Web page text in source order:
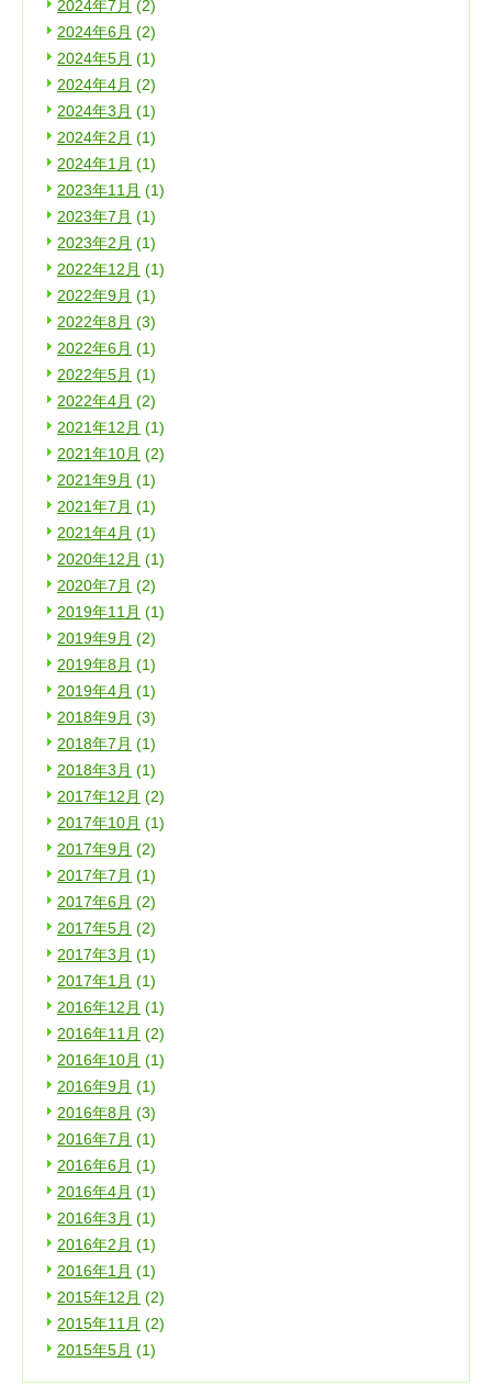
2024年7月 (2)
2024年6月 (2)
2024年5月 (1)
2024年4月 (2)
2024年3月 (1)
2024年2月 (1)
2024年1月 (1)
2023年11月 (1)
2023年7月 (1)
2023年2月 (1)
2022年12月 (1)
2022年9月 (1)
2022年8月 (3)
2022年6月 (1)
2022年5月 (1)
2022年4月 (2)
2021年12月 (1)
2021年10月 (2)
2021年9月 (1)
2021年7月 (1)
2021年4月 (1)
2020年12月 (1)
2020年7月 (2)
2019年11月 (1)
2019年9月 (2)
2019年8月 (1)
2019年4月 (1)
2018年9月 (3)
2018年7月 (1)
2018年3月 (1)
2017年12月 (2)
2017年10月 (1)
2017年9月 (2)
2017年7月 (1)
2017年6月 (2)
2017年5月 (2)
2017年3月 (1)
2017年1月 (1)
2016年12月 (1)
2016年11月 (2)
2016年10月 (1)
2016年9月 (1)
2016年8月 (3)
2016年7月 (1)
2016年6月 (1)
2016年4月 (1)
2016年3月 (1)
2016年2月 (1)
2016年1月 (1)
2015年12月 (2)
2015年11月 (2)
2015年5月 (1)